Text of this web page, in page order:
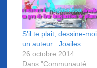
S’il te plait, dessine-moi
un auteur : Joailes.
26 octobre 2014
Dans "Communauté